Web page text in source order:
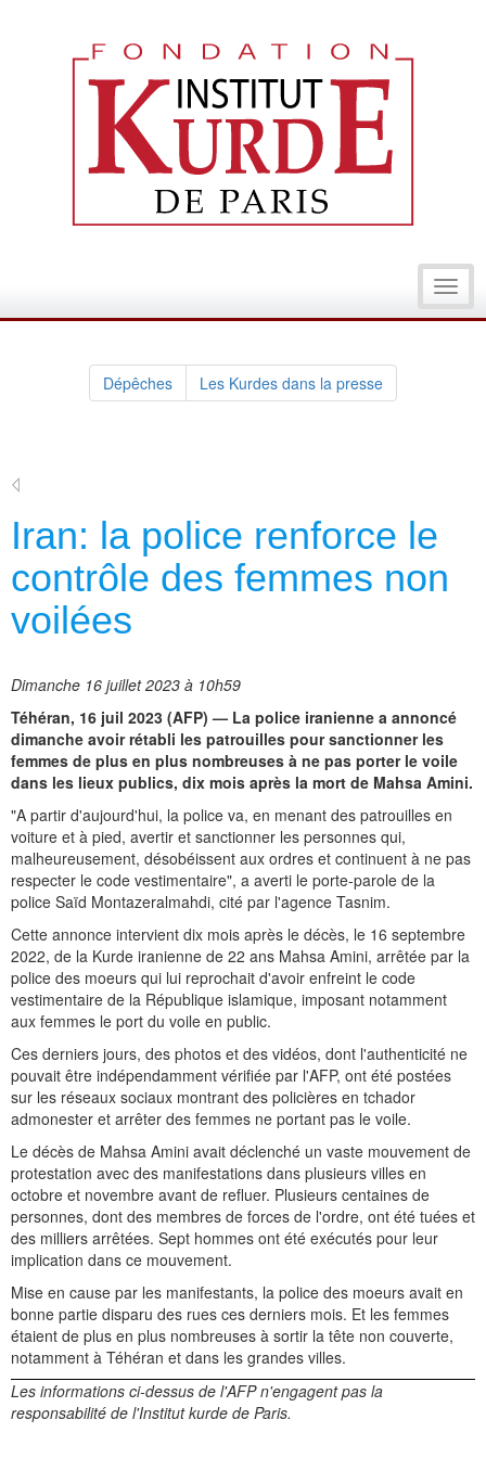
Dépêches Les Kurdes dans la presse
Iran: la police renforce le
contrôle des femmes non
voilées
Dimanche 16 juillet 2023 à 10h59
Téhéran, 16 juil 2023 (AFP) — La police iranienne a annoncé
dimanche avoir rétabli les patrouilles pour sanctionner les
femmes de plus en plus nombreuses à ne pas porter le voile
dans les lieux publics, dix mois après la mort de Mahsa Amini.
"A partir d'aujourd'hui, la police va, en menant des patrouilles en
voiture et à pied, avertir et sanctionner les personnes qui,
malheureusement, désobéissent aux ordres et continuent à ne pas
respecter le code vestimentaire", a averti le porte-parole de la
police Saïd Montazeralmahdi, cité par l'agence Tasnim.
Cette annonce intervient dix mois après le décès, le 16 septembre
2022, de la Kurde iranienne de 22 ans Mahsa Amini, arrêtée par la
police des moeurs qui lui reprochait d'avoir enfreint le code
vestimentaire de la République islamique, imposant notamment
aux femmes le port du voile en public.
Ces derniers jours, des photos et des vidéos, dont l'authenticité ne
pouvait être indépendamment vérifiée par l'AFP, ont été postées
sur les réseaux sociaux montrant des policières en tchador
admonester et arrêter des femmes ne portant pas le voile.
Le décès de Mahsa Amini avait déclenché un vaste mouvement de
protestation avec des manifestations dans plusieurs villes en
octobre et novembre avant de refluer. Plusieurs centaines de
personnes, dont des membres de forces de l'ordre, ont été tuées et
des milliers arrêtées. Sept hommes ont été exécutés pour leur
implication dans ce mouvement.
Mise en cause par les manifestants, la police des moeurs avait en
bonne partie disparu des rues ces derniers mois. Et les femmes
étaient de plus en plus nombreuses à sortir la tête non couverte,
notamment à Téhéran et dans les grandes villes.
Les informations ci-dessus de l'AFP n'engagent pas la
responsabilité de l'Institut kurde de Paris.